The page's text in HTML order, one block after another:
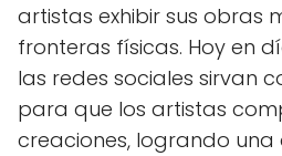
artistas exhibir sus obras
fronteras físicas. Hoy en
las redes sociales sirvan
para que los artistas
creaciones, logrando una